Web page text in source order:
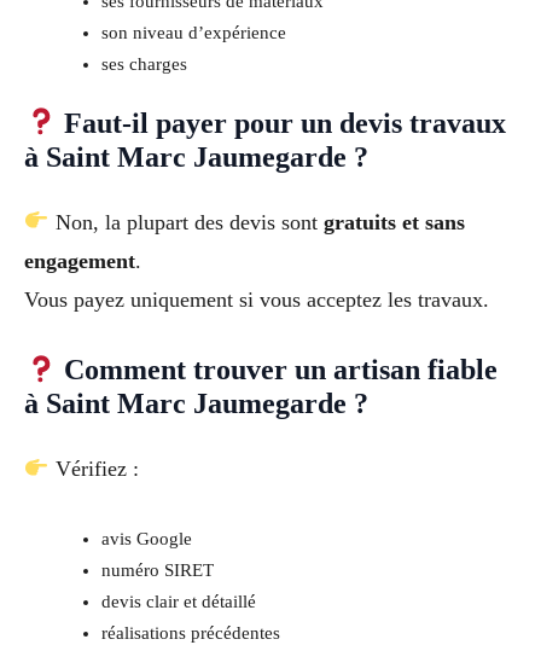
son niveau d’expérience
ses charges
Faut-il payer pour un devis travaux
à Saint Marc Jaumegarde ?
Non, la plupart des devis sont gratuits et sans
engagement.
Vous payez uniquement si vous acceptez les travaux.
Comment trouver un artisan fiable
à Saint Marc Jaumegarde ?
Vérifiez :
avis Google
numéro SIRET
devis clair et détaillé
réalisations précédentes